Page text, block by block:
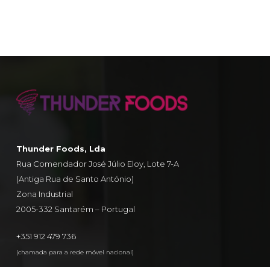
Thunder Foods, Lda
Rua Comendador José Júlio Eloy, Lote 7-A
(Antiga Rua de Santo António)
Zona Industrial
2005-332 Santarém – Portugal
+351 912 479 736
(chamada para a rede móvel nacional)